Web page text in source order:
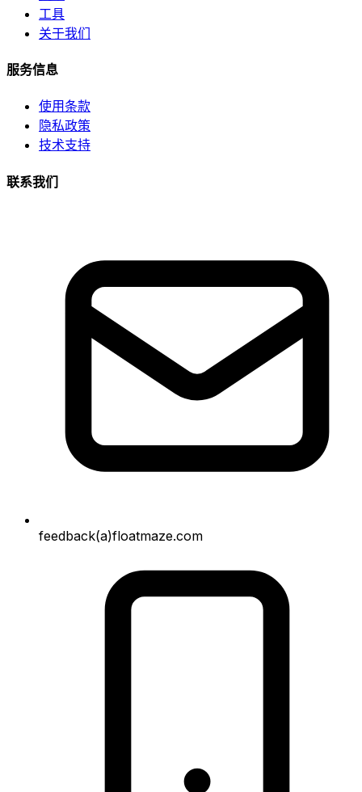
工具
关于我们
服务信息
使用条款
隐私政策
技术支持
联系我们
feedback(a)floatmaze.com